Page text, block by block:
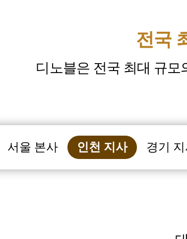
전국
디노블은 전국 최대 규모
서울 본사 인천 지사 경기